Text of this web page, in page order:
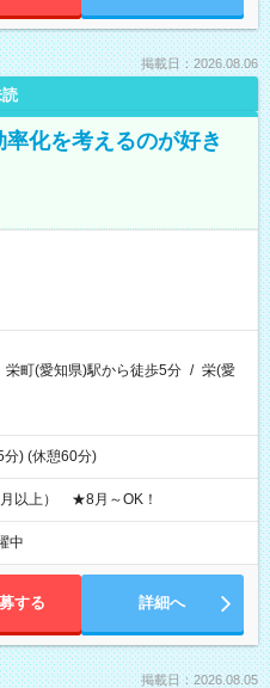
掲載日：2026.08.06
化を考えるのが好き
栄町(愛知県)駅から徒歩5分 / 栄(愛
) (休憩60分)
月以上） ★8月～OK！
中
する 詳細へ
掲載日：2026.08.05